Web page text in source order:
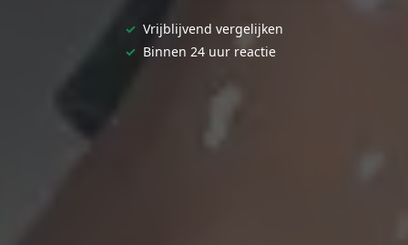
✓ Vrijblijvend vergelijken
✓ Binnen 24 uur reactie